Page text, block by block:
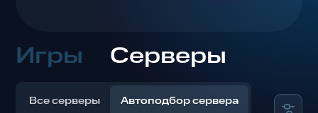
Игры Серверы
Все серверы Автоподбор сервера